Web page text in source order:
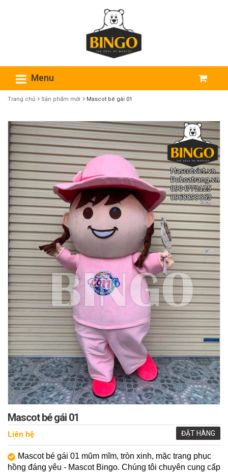
Menu
Trang chủ Sản phẩm mới Mascot bé gái 01
Mascot bé gái 01
ĐẶT HÀNG
Liên hệ
Mascot bé gái 01 mũm mĩm, tròn xinh, mặc trang phục
hồng đáng yêu - Mascot Bingo. Chúng tôi chuyên cung cấp